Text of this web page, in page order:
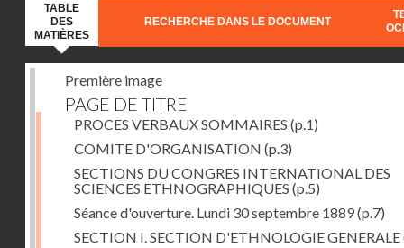
TABLE
DES
MATIÈRES
RECHERCHE DANS LE DOCUMENT
Première image
PAGE DE TITRE
PROCES VERBAUX SOMMAIRES (p.1)
COMITE D'ORGANISATION (p.3)
SECTIONS DU CONGRES INTERNATIONAL DES
SCIENCES ETHNOGRAPHIQUES (p.5)
Séance d'ouverture. Lundi 30 septembre 1889(p.7)
SECTION I. SECTION D'ETHNOLOGIE GENERALE